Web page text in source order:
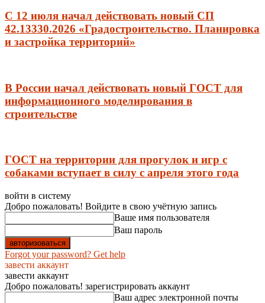
С 12 июля начал действовать новый СП
42.13330.2026 «Градостроительство. Планировка
и застройка территорий»
В России начал действовать новый ГОСТ для
информационного моделирования в
строительстве
ГОСТ на территории для прогулок и игр с
собаками вступает в силу с апреля этого года
войти в систему
Добро пожаловать! Войдите в свою учётную запись
Ваше имя пользователя
Ваш пароль
Forgot your password? Get help
завести аккаунт
завести аккаунт
Добро пожаловать! зарегистрировать аккаунт
Ваш адрес электронной почты